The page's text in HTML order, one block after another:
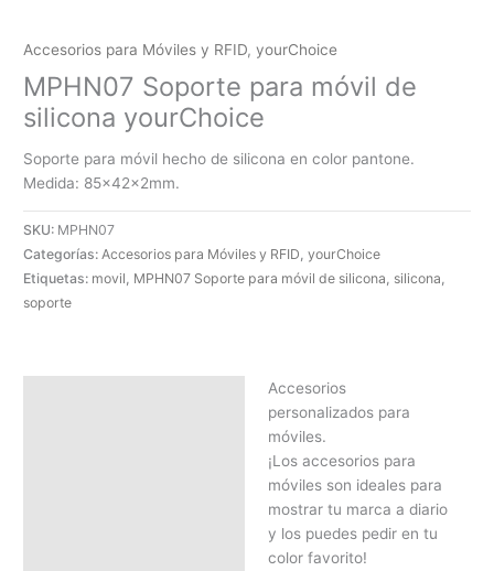
Accesorios para Móviles y RFID,yourChoice
MPHN07 Soporte para móvil de
silicona yourChoice
Soporte para móvil hecho de silicona en color pantone.
Medida: 85x42x2mm.
SKU: MPHN07
Categorías:Accesorios para Móviles y RFID,yourChoice
Etiquetas: movil, MPHN07 Soporte para móvil de silicona, silicona,
soporte
Accesorios
personalizados para
móviles.
¡Los accesorios para
móviles son ideales para
mostrar tu marca a diario
y los puedes pedir en tu
color favorito!